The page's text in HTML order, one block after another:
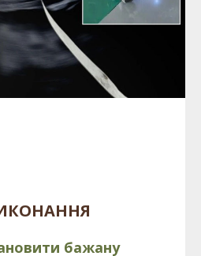
бажану